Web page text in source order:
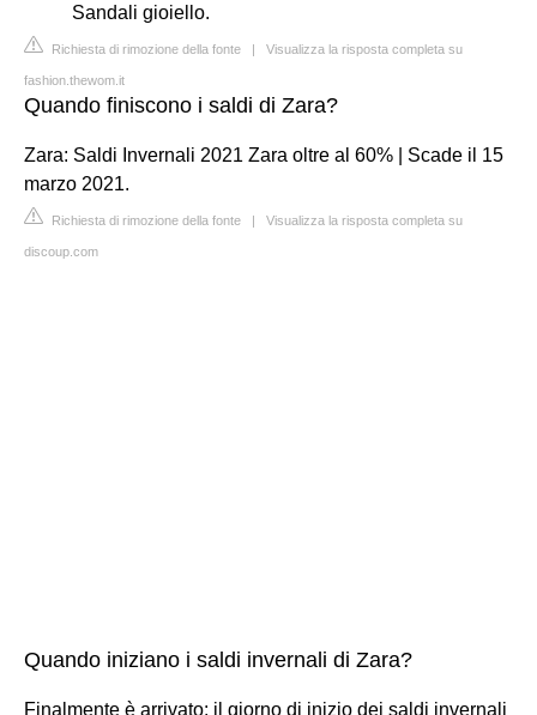
Sandali gioiello.
Richiesta di rimozione della fonte | Visualizza la risposta completa su
fashion.thewom.it
Quando finiscono i saldi di Zara?
Zara: Saldi Invernali 2021 Zara oltre al 60% | Scade il 15
marzo 2021.
Richiesta di rimozione della fonte | Visualizza la risposta completa su
discoup.com
Quando iniziano i saldi invernali di Zara?
Finalmente è arrivato: il giorno di inizio dei saldi invernali